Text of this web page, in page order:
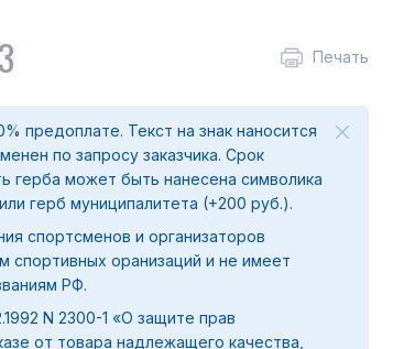
Печать
предоплате. Текст на знак наносится
по запросу заказчика. Срок
герба может быть нанесена символика
герб муниципалитета (+200 руб.).
спортсменов и организаторов
спортивных оранизаций и не имеет
РФ.
N 2300-1 «О защите прав
от товара надлежащего качества,